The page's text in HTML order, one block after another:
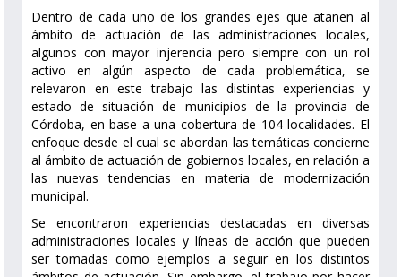
Dentro de cada uno de los grandes ejes que atañen al
ámbito de actuación de las administraciones locales,
algunos con mayor injerencia pero siempre con un rol
activo en algún aspecto de cada problemática, se
relevaron en este trabajo las distintas experiencias y
estado de situación de municipios de la provincia de
Córdoba, en base a una cobertura de 104 localidades. El
enfoque desde el cual se abordan las temáticas concierne
al ámbito de actuación de gobiernos locales, en relación a
las nuevas tendencias en materia de modernización
municipal.
Se encontraron experiencias destacadas en diversas
administraciones locales y líneas de acción que pueden
ser tomadas como ejemplos a seguir en los distintos